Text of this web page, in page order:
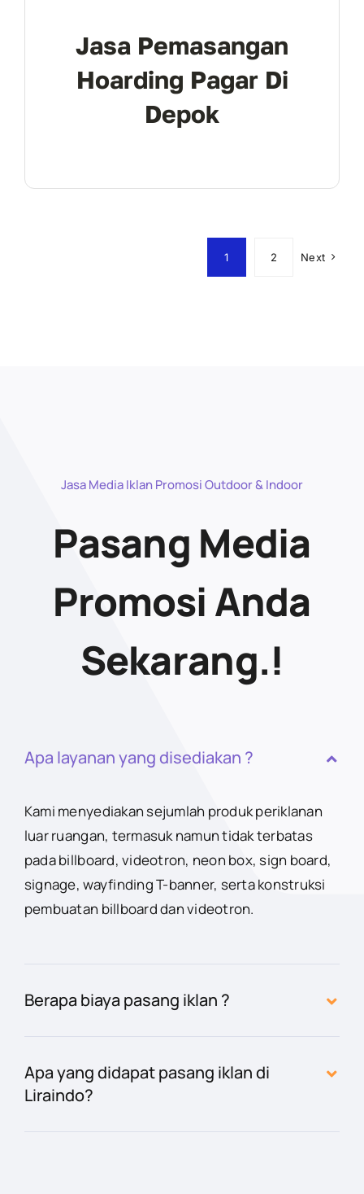
Jasa Pemasangan
Hoarding Pagar Di
Depok
1 2 Next
Jasa Media Iklan Promosi Outdoor & Indoor
Pasang Media
Promosi Anda
Sekarang.!
Apa layanan yang disediakan ?
Kami menyediakan sejumlah produk periklanan
luar ruangan, termasuk namun tidak terbatas
pada billboard, videotron, neon box, sign board,
signage, wayfinding T-banner, serta konstruksi
pembuatan billboard dan videotron.
Berapa biaya pasang iklan ?
Apa yang didapat pasang iklan di
Liraindo?